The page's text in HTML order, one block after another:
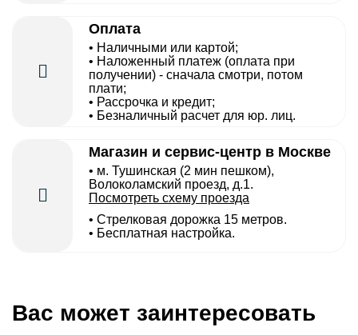
Оплата
• Наличными или картой;
• Наложенный платеж (оплата при
получении) - сначала смотри, потом
плати;
• Рассрочка и кредит;
• Безналичный расчет для юр. лиц.
Магазин и сервис-центр в Москве
• м. Тушинская (2 мин пешком),
Волоколамский проезд, д.1.
Посмотреть схему проезда
• Cтрелковая дорожка 15 метров.
• Бесплатная настройка.
Вас может заинтересовать